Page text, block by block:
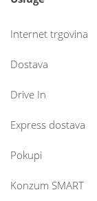
Internet trgovina
Dostava
Drive In
Express dostava
Pokupi
Konzum SMART